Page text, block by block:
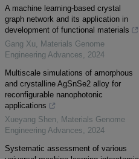
A machine learning-based crystal
graph network and its application in
development of functional materials
Gang Xu
Materials Genome
Engineering Advances
2024
Multiscale simulations of amorphous
and crystalline AgSnSe2 alloy for
reconfigurable nanophotonic
applications
Xueyang Shen
Materials Genome
Engineering Advances
2024
Systematic assessment of various